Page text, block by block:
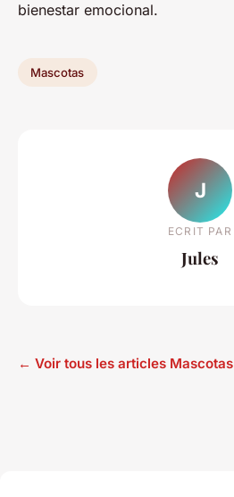
bienestar emocional.
Mascotas
J
ECRIT PAR
Jules
← Voir tous les articles Mascotas